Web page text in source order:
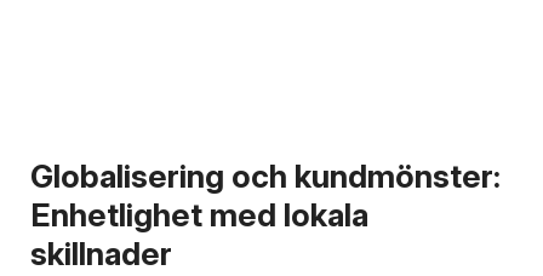
Globalisering och kundmönster:
Enhetlighet med lokala
skillnader